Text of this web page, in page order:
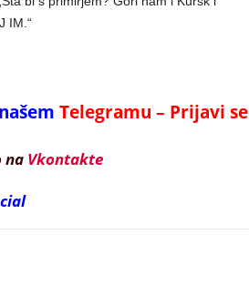
IM.“
Telegramu – Prijavi se
na Vkontakte